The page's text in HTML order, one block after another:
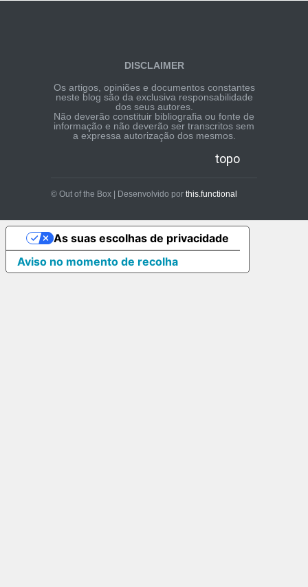
DISCLAIMER
Os artigos, opiniões e documentos constantes
neste blog são da exclusiva responsabilidade
dos seus autores.
Não deverão constituir bibliografia ou fonte de
informação e não deverão ser transcritos sem
a expressa autorização dos mesmos.
topo
© Out of the Box | Desenvolvido por this.functional
Aviso no momento de recolha
As suas escolhas de privacidade